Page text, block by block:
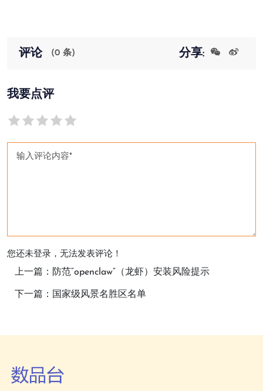
评论 (0 条) 分享:
我要点评
您还未登录，无法发表评论！
上一篇：防范“openclaw”（龙虾）安装风险提示
下一篇：国家级风景名胜区名单